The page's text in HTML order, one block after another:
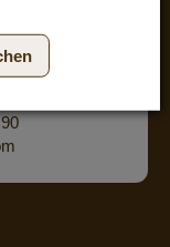
Telefon.